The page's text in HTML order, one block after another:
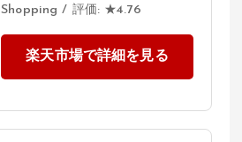
Shopping / 評価: ★4.76
楽天市場で詳細を見る